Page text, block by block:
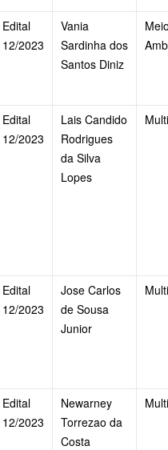
Edital
12/2023
Vania
Sardinha dos
Santos Diniz
Edital
12/2023
Lais Candido
Rodrigues
da Silva
Lopes
Edital
12/2023
Jose Carlos
de Sousa
Junior
Edital
12/2023
Newarney
Torrezao da
Costa